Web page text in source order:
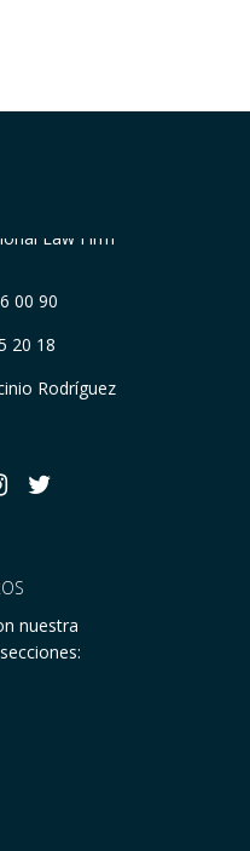
00 90
20 18
Rodríguez
nuestra